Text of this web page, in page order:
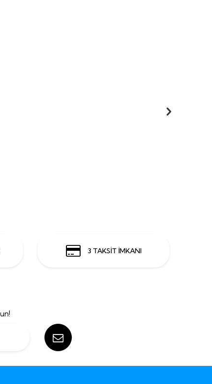
3 TAKSİT İMKANI